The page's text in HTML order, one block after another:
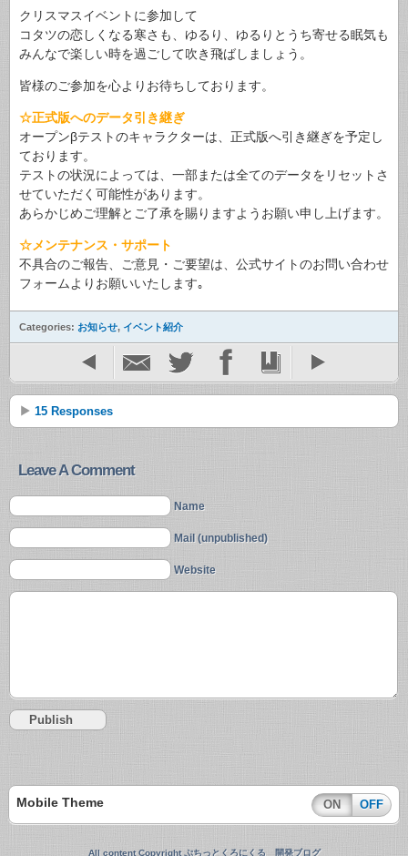
クリスマスイベントに参加して
コタツの恋しくなる寒さも、ゆるり、ゆるりとうち寄せる眠気も
みんなで楽しい時を過ごして吹き飛ばしましょう。
皆様のご参加を心よりお待ちしております。
☆正式版へのデータ引き継ぎ
オープンβテストのキャラクターは、正式版へ引き継ぎを予定し
ております。
テストの状況によっては、一部または全てのデータをリセットさ
せていただく可能性があります。
あらかじめご理解とご了承を賜りますようお願い申し上げます。
☆メンテナンス・サポート
不具合のご報告、ご意見・ご要望は、公式サイトのお問い合わせ
フォームよりお願いいたします｡
Categories: お知らせ, イベント紹介
15 Responses
Leave A Comment
Name
Mail (unpublished)
Website
Mobile Theme ON OFF
All content Copyright ぷちっとくろにくる 開発ブログ